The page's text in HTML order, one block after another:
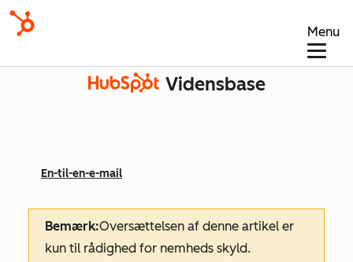
Menu
Vidensbase
En-til-en-e-mail
Bemærk:Oversættelsen af denne artikel er
kun til rådighed for nemheds skyld.